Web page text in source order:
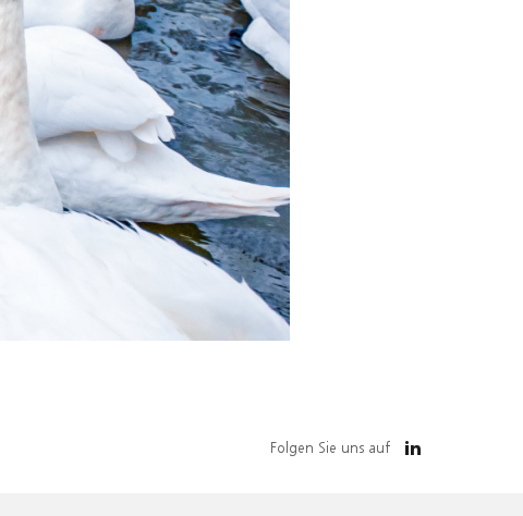
Folgen Sie uns auf